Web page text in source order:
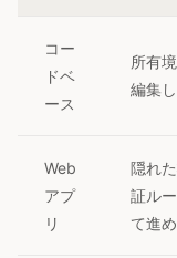
コー
ドベ
ース
所有
編集し
Web
アプ
リ
隠れ
証ル
て進め